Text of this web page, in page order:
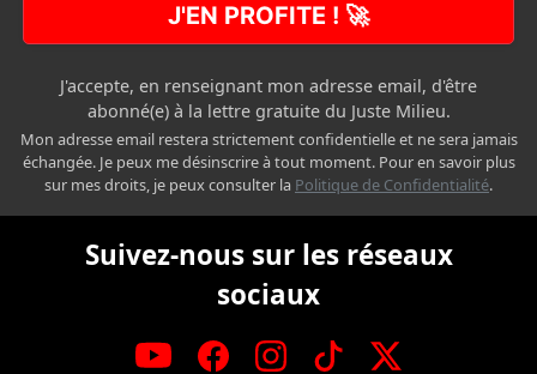
J'EN PROFITE ! 🚀
J'accepte, en renseignant mon adresse email, d'être
abonné(e) à la lettre gratuite du Juste Milieu.
Mon adresse email restera strictement confidentielle et ne sera jamais
échangée. Je peux me désinscrire à tout moment. Pour en savoir plus
sur mes droits, je peux consulter la Politique de Confidentialité.
Suivez-nous sur les réseaux
sociaux